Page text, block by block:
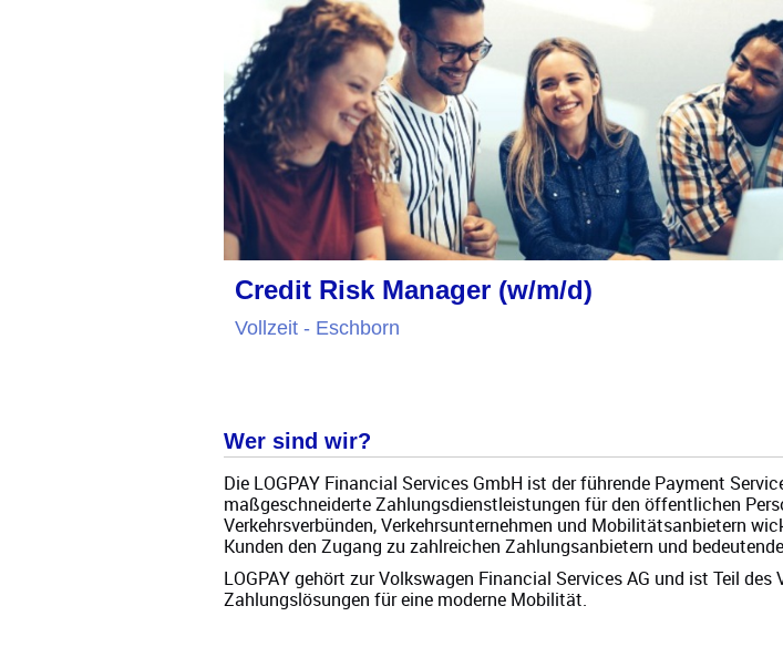
Credit Risk Manager (w/m/d)
Vollzeit - Eschborn
Wer sind wir?
Die LOGPAY Financial Services GmbH ist der führende Payment
maßgeschneiderte Zahlungsdienstleistungen für den öffentlichen
Verkehrsverbünden, Verkehrsunternehmen und Mobilitätsanbietern
Kunden den Zugang zu zahlreichen Zahlungsanbietern und
LOGPAY gehört zur Volkswagen Financial Services AG und ist Teil
Zahlungslösungen für eine moderne Mobilität.